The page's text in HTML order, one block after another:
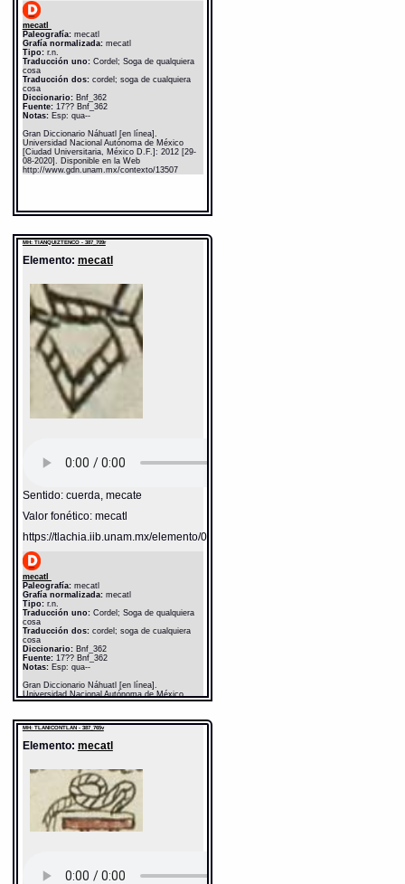
mecatl
Paleografía:mecatl
Grafía normalizada:mecatl
Tipo:r.n.
Traducción uno:Cordel; Soga de qualquiera
cosa
Traducción dos:cordel; soga de cualquiera
cosa
Diccionario: Bnf_362
Fuente:17?? Bnf_362
Notas:Esp: qua--
Gran Diccionario Náhuatl [en línea].
Universidad Nacional Autónoma de México
[Ciudad Universitaria, México D.F.]: 2012 [29-
08-2020]. Disponible en la Web
http://www.gdn.unam.mx/contexto/13507
MH: TIANQUIZTENCO - 387_709r
Elemento: mecatl
Sentido: cuerda, mecate
Valor fonético: mecatl
https://tlachia.iib.unam.mx/elemento/05.11.03
mecatl
Paleografía:mecatl
Grafía normalizada:mecatl
Tipo:r.n.
Traducción uno:Cordel; Soga de qualquiera
cosa
Traducción dos:cordel; soga de cualquiera
cosa
Diccionario: Bnf_362
Fuente:17?? Bnf_362
Notas:Esp: qua--
Gran Diccionario Náhuatl [en línea].
Universidad Nacional Autónoma de México
[Ciudad Universitaria, México D.F.]: 2012 [29-
http://www.gdn.unam.mx/contexto/13507
MH: TLANICONTLAN - 387_765v
Elemento: mecatl